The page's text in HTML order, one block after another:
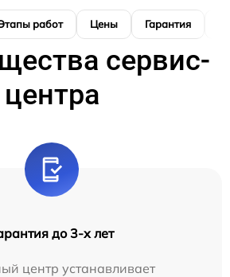
работ Цены Гарантия
сервис-
центра
до 3-х лет
центр устанавливает